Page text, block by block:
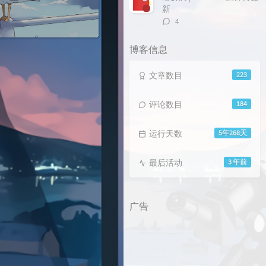
新
评
4
博客信息
223
文章数目
184
评论数目
5年268天
运行天数
3 年前
最后活动
广告